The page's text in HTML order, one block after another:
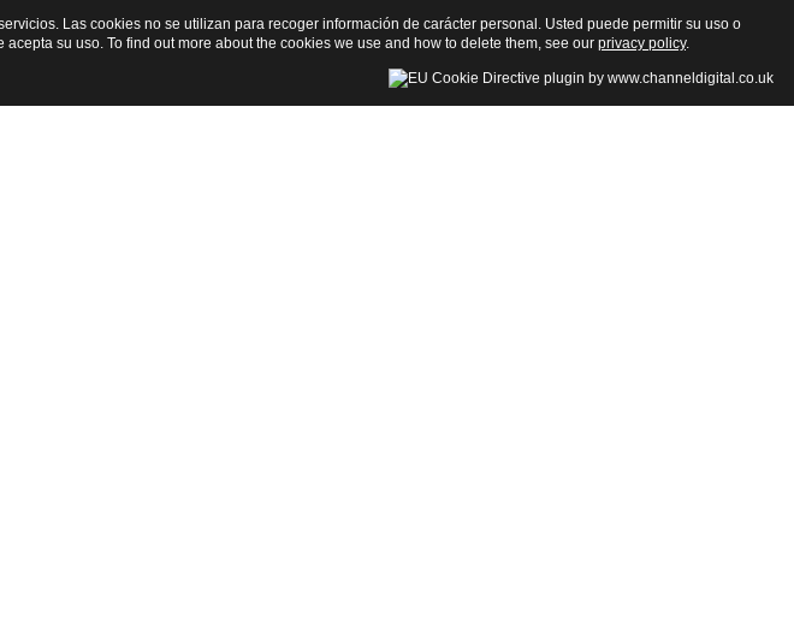
Las cookies no se utilizan para recoger información de carácter personal. Usted puede permitir su uso o
su uso. To find out more about the cookies we use and how to delete them, see our privacy policy.